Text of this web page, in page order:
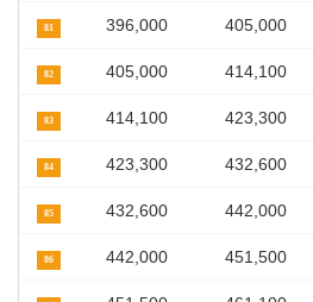
81 396,000 405,000
82 405,000 414,100
83 414,100 423,300
84 423,300 432,600
85 432,600 442,000
86 442,000 451,500